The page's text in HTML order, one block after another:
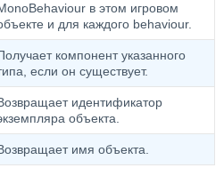
в этом игровом
и для каждого behaviour.
компонент указанного
если он существует.
идентификатор
объекта.
имя объекта.